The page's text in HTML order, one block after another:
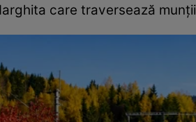
care traversează